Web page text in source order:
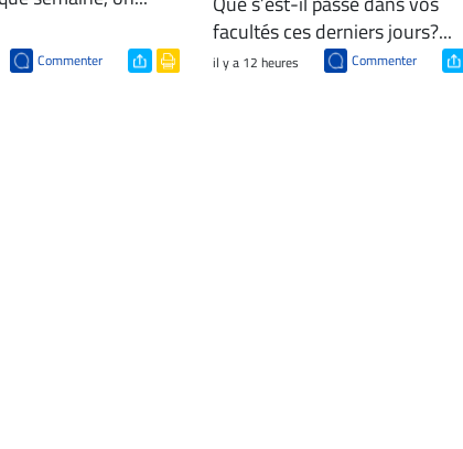
Commenter
facultés ces derniers jours?...
il y a 12 heures Commenter